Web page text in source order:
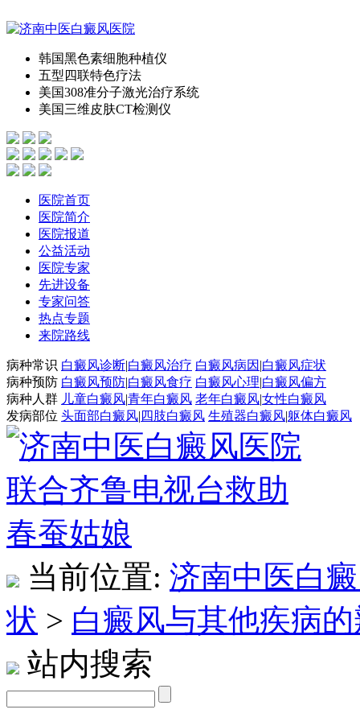
韩国黑色素细胞种植仪
五型四联特色疗法
美国308准分子激光治疗系统
美国三维皮肤CT检测仪
医院首页
医院简介
医院报道
公益活动
医院专家
先进设备
专家问答
热点专题
来院路线
病种常识 白癜风诊断|白癜风治疗 白癜风病因 |白癜风症状
病种预防 白癜风预防|白癜风食疗 白癜风心理|白癜风偏方
病种人群 儿童白癜风|青年白癜风 老年白癜风|女性白癜风
发病部位 头面部白癜风| 四肢白癜风 生殖器白癜风|躯体白癜风
当前位置: 济南中医白
状 > 白癜风与其他疾病
站内搜索